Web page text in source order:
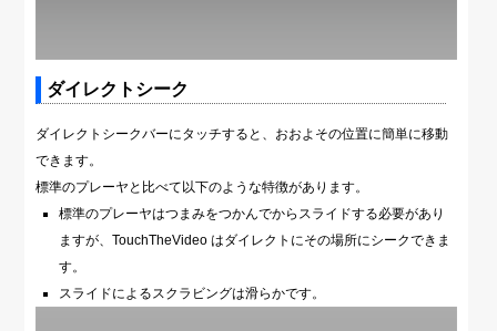
ダイレクトシーク
ダイレクトシークバーにタッチすると、おおよその位置に簡単に移動
できます。
標準のプレーヤと比べて以下のような特徴があります。
標準のプレーヤはつまみをつかんでからスライドする必要があり
ますが、TouchTheVideo はダイレクトにその場所にシークできま
す。
スライドによるスクラビングは滑らかです。